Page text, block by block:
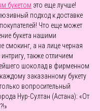
букетом это еще лучше!
подход к доставке
Что еще может
букета нашими
смокинг, а на лице черная
также отличием
шоколад в фирменном
заказанному букету
вопросительный
Нур-Султан (Астана): «От